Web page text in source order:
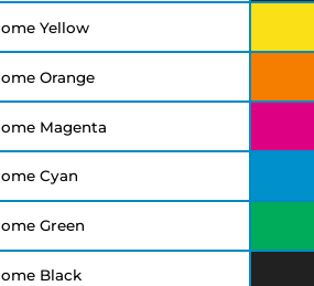
Yellow
Orange
Magenta
Cyan
Green
Black